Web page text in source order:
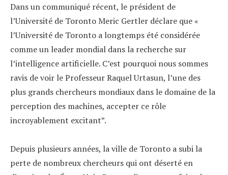
Dans un communiqué récent, le président de
l’Université de Toronto Meric Gertler déclare que «
l’Université de Toronto a longtemps été considérée
comme un leader mondial dans la recherche sur
l’intelligence artificielle. C’est pourquoi nous sommes
ravis de voir le Professeur Raquel Urtasun, l’une des
plus grands chercheurs mondiaux dans le domaine de la
perception des machines, accepter ce rôle
incroyablement excitant”.
Depuis plusieurs années, la ville de Toronto a subi la
perte de nombreux chercheurs qui ont déserté en